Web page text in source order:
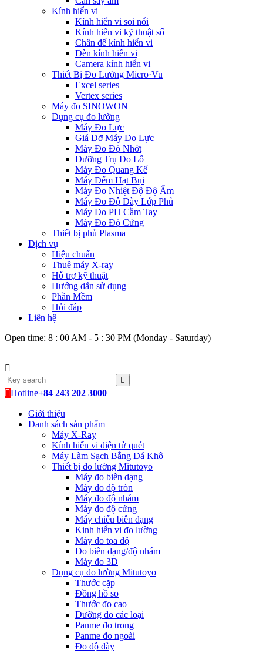
Kính hiển vi
Kính hiển vi soi nổi
Kính hiển vi kỹ thuật số
Chân đế kính hiển vi
Đèn kính hiển vi
Camera kính hiển vi
Thiết Bị Đo Lường Micro·Vu
Excel series
Vertex series
Máy đo SINOWON
Dụng cụ đo lường
Máy Đo Lực
Giá Đỡ Máy Đo Lực
Máy Đo Độ Nhớt
Dưỡng Trụ Đo Lỗ
Máy Đo Quang Kế
Máy Đếm Hạt Bụi
Máy Đo Nhiệt Độ Độ Ẩm
Máy Đo Độ Dày Lớp Phủ
Máy Đo PH Cầm Tay
Máy Đo Độ Cứng
Thiết bị phủ Plasma
Dịch vụ
Hiệu chuẩn
Thuê máy X-ray
Hỗ trợ kỹ thuật
Hướng dẫn sử dụng
Phần Mềm
Hỏi đáp
Liên hệ
Open time: 8 : 00 AM - 5 : 30 PM (Monday - Saturday)
Hotline+84 243 202 3000
Giới thiệu
Danh sách sản phẩm
Máy X-Ray
Kính hiển vi điện tử quét
Máy Làm Sạch Bằng Đá Khô
Thiết bị đo lường Mitutoyo
Máy đo biên dạng
Máy đo độ tròn
Máy đo độ nhám
Máy đo độ cứng
Máy chiếu biên dạng
Kinh hiển vi đo lường
Máy đo tọa độ
Đo biên dạng/độ nhám
Máy đo 3D
Dụng cụ đo lường Mitutoyo
Thước cặp
Đồng hồ so
Thước đo cao
Dưỡng đo các loại
Panme đo trong
Panme đo ngoài
Đo độ dày